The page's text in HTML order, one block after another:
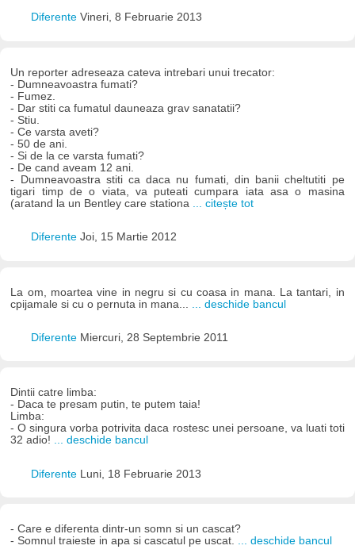
Diferente Vineri, 8 Februarie 2013
Un reporter adreseaza cateva intrebari unui trecator:
- Dumneavoastra fumati?
- Fumez.
- Dar stiti ca fumatul dauneaza grav sanatatii?
- Stiu.
- Ce varsta aveti?
- 50 de ani.
- Si de la ce varsta fumati?
- De cand aveam 12 ani.
- Dumneavoastra stiti ca daca nu fumati, din banii cheltutiti pe
tigari timp de o viata, va puteati cumpara iata asa o masina
(aratand la un Bentley care stationa
... citește tot
Diferente Joi, 15 Martie 2012
La om, moartea vine in negru si cu coasa in mana. La tantari, in
cpijamale si cu o pernuta in mana...
... deschide bancul
Diferente Miercuri, 28 Septembrie 2011
Dintii catre limba:
- Daca te presam putin, te putem taia!
Limba:
- O singura vorba potrivita daca rostesc unei persoane, va luati toti
32 adio! ... deschide bancul
Diferente Luni, 18 Februarie 2013
- Care e diferenta dintr-un somn si un cascat?
- Somnul traieste in apa si cascatul pe uscat. ... deschide bancul